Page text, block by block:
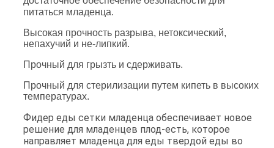
питаться младенца.
Высокая прочность разрыва, нетоксический,
непахучий и не-липкий.
Прочный для грызть и сдерживать.
Прочный для стерилизации путем кипеть в высоких
температурах.
Фидер еды сетки младенца обеспечивает новое
решение для младенцев плод-есть, которое
направляет младенца для еды твердой еды во